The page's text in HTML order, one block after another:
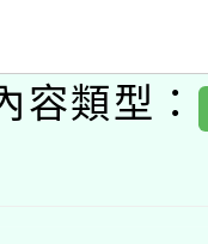
大學辦理
學校輔導
研究院中
政策研討
民及學前
類型：